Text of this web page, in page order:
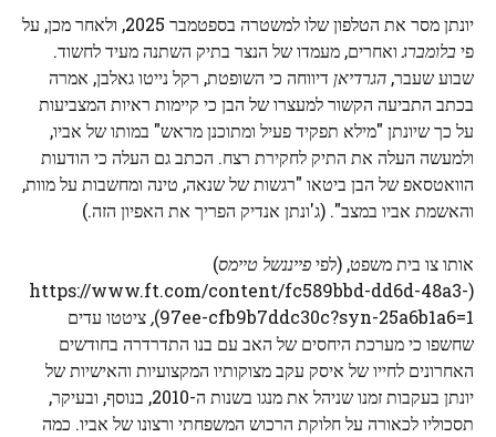
יונתן מסר את הטלפון שלו למשטרה בספטמבר 2025, ולאחר מכן, על
פי בלומברגואחרים, מעמדו של הנצר בתיק השתנה מעיד לחשוד.
שבוע שעבר, הגרדיאן דיווחה כי השופטת, רקל נייטו גאלבן, אמרה
בכתב התביעה הקשור למעצרו של הבן כי קיימות ראיות המצביעות
על כך שיונתן "מילא תפקיד פעיל ומתוכנן מראש" במותו של אביו,
ולמעשה העלה את התיק לחקירת רצח. הכתב גם העלה כי הודעות
הוואטסאפ של הבן ביטאו "רגשות של שנאה, טינה ומחשבות על מוות,
והאשמת אביו במצב". (ג'ונתן אנדיק הפריך את האפיון הזה.)
אותו צו בית משפט, (לפיפייננשל טיימס)
(https://www.ft.com/content/fc589bbd-dd6d-48a3-
97ee-cfb9b7ddc30c?syn-25a6b1a6=1)
, ציטטו עדים
שחשפו כי מערכת היחסים של האב עם בנו התדרדרה בחודשים
האחרונים לחייו של איסק עקב מצוקותיו המקצועיות והאישיות של
יונתן בעקבות זמנו שניהל את מנגו בשנות ה-2010, בנוסף, ובעיקר,
תסכוליו לכאורה על חלוקת הרכוש המשפחתי ורצונו של אביו. כמה